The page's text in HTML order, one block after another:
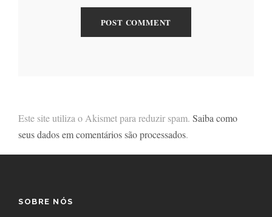
Este site utiliza o Akismet para reduzir spam. Saiba como
seus dados em comentários são processados.
SOBRE NÓS